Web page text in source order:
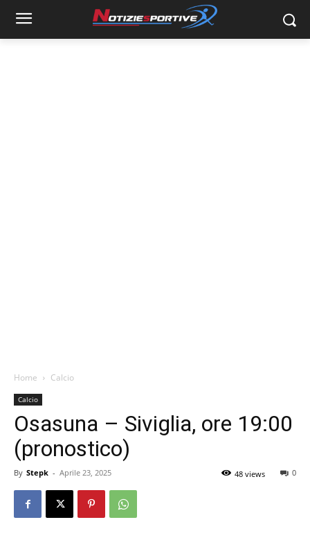
Home Calcio
Calcio
Osasuna – Siviglia, ore 19:00
(pronostico)
By Stepk - Aprile 23, 2025 0
48 views